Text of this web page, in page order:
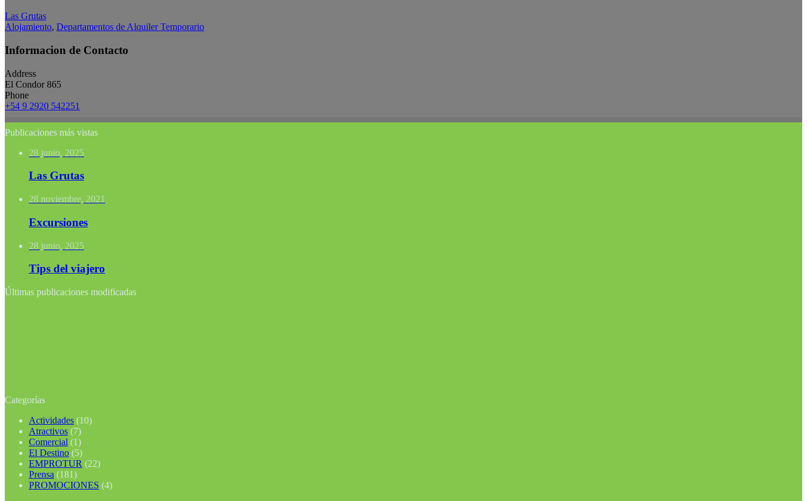
Las Grutas
Alojamiento, Departamentos de Alquiler Temporario
Informacion de Contacto
Address
El Condor 865
Phone
+54 9 2920 542251
Publicaciones más vistas
28 junio, 2025
Las Grutas
28 noviembre, 2021
Excursiones
28 junio, 2025
Tips del viajero
Últimas publicaciones modificadas
Categorías
Actividades (10)
Atractivos (7)
Comercial (1)
El Destino (5)
EMPROTUR (22)
Prensa (181)
PROMOCIONES (4)